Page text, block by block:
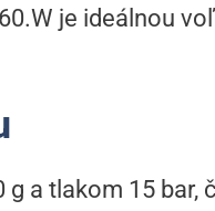
je ideálnou
a tlakom 15 bar,